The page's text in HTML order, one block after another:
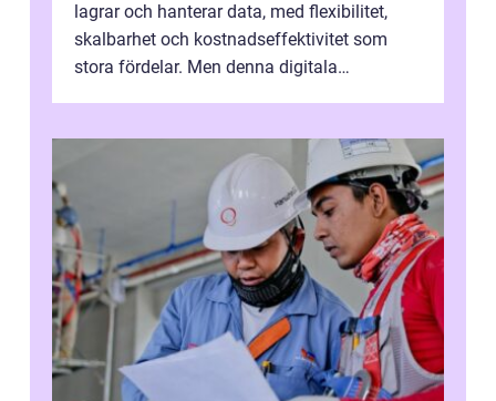
lagrar och hanterar data, med flexibilitet,
skalbarhet och kostnadseffektivitet som
stora fördelar. Men denna digitala